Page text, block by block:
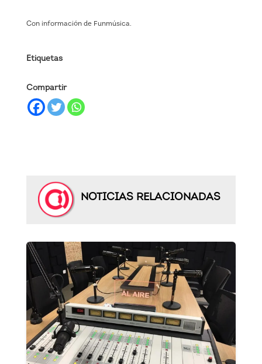
Con información de Funmúsica.
Etiquetas
Compartir
NOTICIAS RELACIONADAS